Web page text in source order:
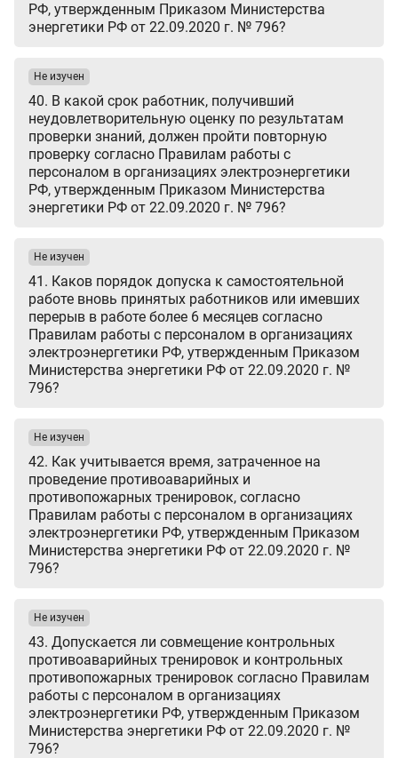
РФ, утвержденным Приказом Министерства
энергетики РФ от 22.09.2020 г. № 796?
40. В какой срок работник, получивший
неудовлетворительную оценку по результатам
проверки знаний, должен пройти повторную
проверку согласно Правилам работы с
персоналом в организациях электроэнергетики
РФ, утвержденным Приказом Министерства
энергетики РФ от 22.09.2020 г. № 796?
Не изучен
41. Каков порядок допуска к самостоятельной
работе вновь принятых работников или имевших
перерыв в работе более 6 месяцев согласно
Правилам работы с персоналом в организациях
электроэнергетики РФ, утвержденным Приказом
Министерства энергетики РФ от 22.09.2020 г. №
796?
Не изучен
42. Как учитывается время, затраченное на
проведение противоаварийных и
противопожарных тренировок, согласно
Правилам работы с персоналом в организациях
электроэнергетики РФ, утвержденным Приказом
Министерства энергетики РФ от 22.09.2020 г. №
796?
Не изучен
43. Допускается ли совмещение контрольных
противоаварийных тренировок и контрольных
противопожарных тренировок согласно Правилам
работы с персоналом в организациях
электроэнергетики РФ, утвержденным Приказом
Министерства энергетики РФ от 22.09.2020 г. №
796?
Не изучен